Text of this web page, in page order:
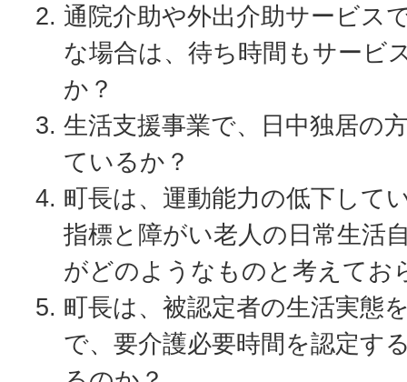
通院介助や外出介助サービス
な場合は、待ち時間もサービ
か？
生活支援事業で、日中独居の
ているか？
町長は、運動能力の低下して
指標と障がい老人の日常生活
がどのようなものと考えてお
町長は、被認定者の生活実態
で、要介護必要時間を認定す